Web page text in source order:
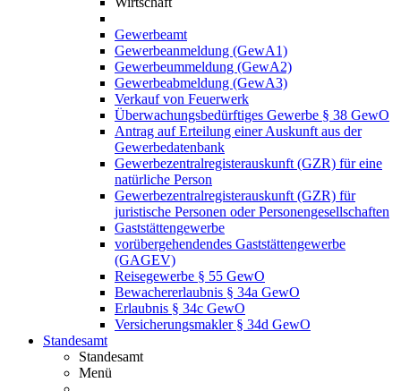
Gewerbeamt
Gewerbeanmeldung (GewA1)
Gewerbeummeldung (GewA2)
Gewerbeabmeldung (GewA3)
Verkauf von Feuerwerk
Überwachungsbedürftiges Gewerbe § 38 GewO
Antrag auf Erteilung einer Auskunft aus der
Gewerbedatenbank
Gewerbezentralregisterauskunft (GZR) für eine
natürliche Person
Gewerbezentralregisterauskunft (GZR) für
juristische Personen oder Personengesellschaften
Gaststättengewerbe
vorübergehendendes Gaststättengewerbe
(GAGEV)
Reisegewerbe § 55 GewO
Bewachererlaubnis § 34a GewO
Erlaubnis § 34c GewO
Versicherungsmakler § 34d GewO
Standesamt
Standesamt
Menü